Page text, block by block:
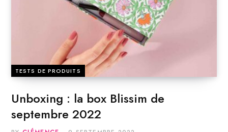
TESTS DE PRODUITS
Unboxing : la box Blissim de
septembre 2022